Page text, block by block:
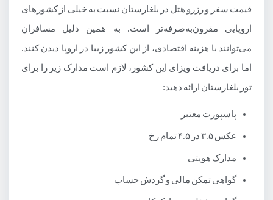
قیمت سفر و رزرو هتل در بلغارستان نسبت به خیلی از کشورهای
اروپایی مقرون‌به‌صرفه‌تر است. به همین دلیل مسافران
می‌توانند با هزینه اقتصادی، از این کشور زیبا در اروپا دیدن کنند.
اما برای دریافت ویزای این کشور، لازم است مدارک زیر را برای
تور بلغارستان ارائه دهید:
پاسپورت معتبر
عکس ۳.۵ در ۴.۵ تمام رخ
مدارک هویتی
گواهی تمکن مالی و گردش حساب